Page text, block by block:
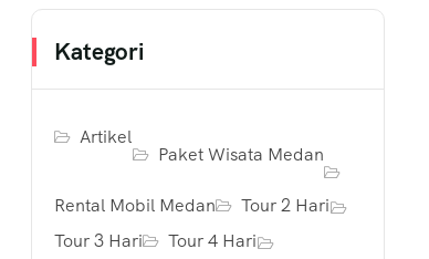
Kategori
Artikel
Paket Wisata Medan
Rental Mobil Medan
Tour 2 Hari
Tour 3 Hari
Tour 4 Hari